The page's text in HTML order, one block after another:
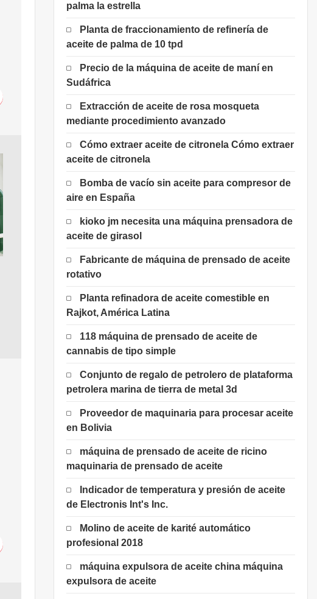
palma la estrella
Planta de fraccionamiento de refinería de
aceite de palma de 10 tpd
Precio de la máquina de aceite de maní en
Sudáfrica
Extracción de aceite de rosa mosqueta
mediante procedimiento avanzado
Cómo extraer aceite de citronela Cómo extraer
aceite de citronela
Bomba de vacío sin aceite para compresor de
aire en España
kioko jm necesita una máquina prensadora de
aceite de girasol
Fabricante de máquina de prensado de aceite
rotativo
Planta refinadora de aceite comestible en
Rajkot, América Latina
118 máquina de prensado de aceite de
cannabis de tipo simple
Conjunto de regalo de petrolero de plataforma
petrolera marina de tierra de metal 3d
Proveedor de maquinaria para procesar aceite
en Bolivia
máquina de prensado de aceite de ricino
maquinaria de prensado de aceite
Indicador de temperatura y presión de aceite
de Electronis Int's Inc.
Molino de aceite de karité automático
profesional 2018
máquina expulsora de aceite china máquina
expulsora de aceite